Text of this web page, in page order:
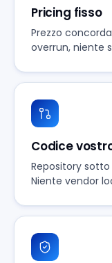
Pricing fisso
Prezzo
overrun, niente
Codice
Repository sotto
Niente vendor